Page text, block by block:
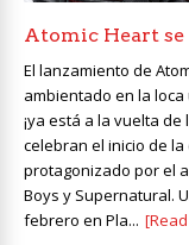
Atomic Heart
El lanzamiento de
ambientado en la loca
¡ya está a la vuelta
celebran el inicio de
protagonizado por el
Boys y Supernatural.
febrero en Pla...